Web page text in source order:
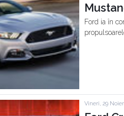
Ford ia în
Vineri, 29